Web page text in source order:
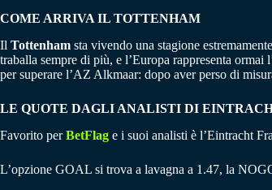
COME ARRIVA IL TOTTENHAM
Il Tottenham sta vivendo una stagione
traballa sempre di più, e l’Europa rappresenta
per superare l’AZ Alkmaar: dopo aver perso di
LE QUOTE DAGLI ANALISTI DI
Favorito perBetFlag e i suoi analisti è l’Eintracht
L’opzione GOAL si trova a lavagna a 1.47, la